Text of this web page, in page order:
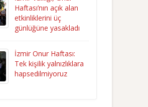
Haftası’nın açık alan
etkinliklerini üç
günlüğüne yasakladı
İzmir Onur Haftası:
Tek kişilik yalnızlıklara
hapsedilmiyoruz